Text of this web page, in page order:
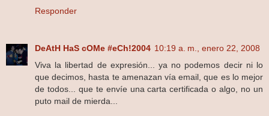
Responder
DeAtH HaS cOMe #eCh!2004 10:19 a. m., enero 22, 2008
Viva la libertad de expresión... ya no podemos decir ni lo
que decimos, hasta te amenazan vía email, que es lo mejor
de todos... que te envíe una carta certificada o algo, no un
puto mail de mierda...